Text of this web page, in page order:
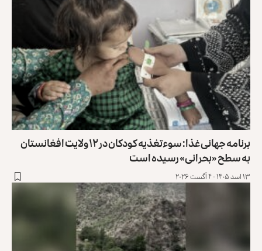
برنامه جهانی غذا: سوءتغذیه کودکان در ۱۲ ولایت افغانستان
به سطح «بحرانی» رسیده است
۱۳ اسد ۱۴۰۵ - ۴ آگست ۲۰۲۶